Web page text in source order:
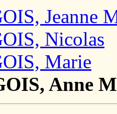
Jeanne
Nicolas
Marie
Anne